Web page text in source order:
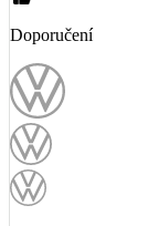
Doporučení